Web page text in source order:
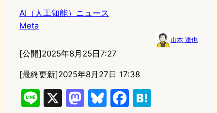
AI（人工知能）ニュース
Meta
山本 達也
[公開]2025年8月25日7:27
[最終更新]2025年8月27日 17:38